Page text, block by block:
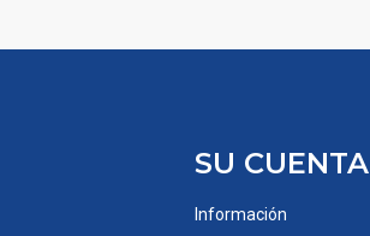
SU CUENTA
Información